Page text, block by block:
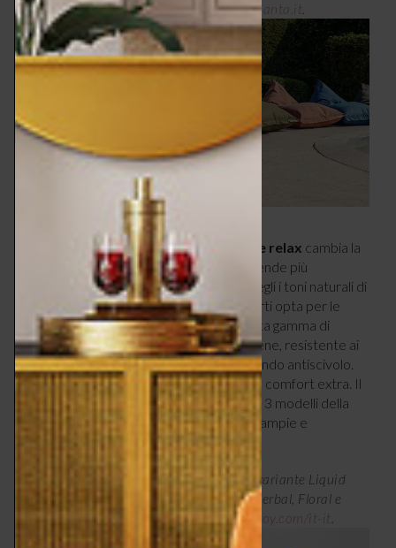
Maanta, 160x100xh100 cm, € 499 –maanta.it
tappeto outdoor nella zona living e relax cambia la
percezione dello spazio, lo delimita e lo rende più
accogliente. Se vuoi stare sul classico, scegli i toni naturali di
bambù, corda e juta, ma se ami le tinte forti opta per le
fibre sintetiche in grado di offrire una vasta gamma di
fantasie.Flying di Fatboyè in polipropilene, resistente ai
raggi UV, semplice da pulire e dotato di fondo antiscivolo.
All’interno, uno strato in schiuma aggiunge comfort extra. Il
bello è che può essere affiancato agli altri 3 modelli della
stessa linea, per creare composizioni più ampie e
Tappeto Flying di Fatboy, a sinistra nella variante Liquid
Flower accostata, a destra, alle varianti Herbal, Floral e
Botanic, 140×180 cm, € 229 l’uno –fatboy.com/it-it